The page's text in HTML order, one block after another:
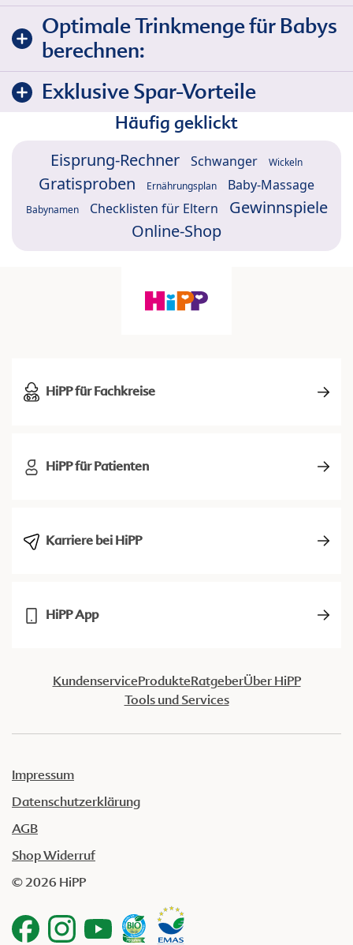
Optimale Trinkmenge für Babys
berechnen:
Exklusive Spar-Vorteile
Häufig geklickt
Eisprung-Rechner Schwanger Wickeln
Gratisproben Ernährungsplan Baby-Massage
Babynamen Checklisten für Eltern
Gewinnspiele
Online-Shop
HiPP für Fachkreise
HiPP für Patienten
Karriere bei HiPP
HiPP App
KundenserviceProdukteRatgeberÜber HiPP
Tools und Services
Impressum
Datenschutzerklärung
AGB
Shop Widerruf
© 2026 HiPP